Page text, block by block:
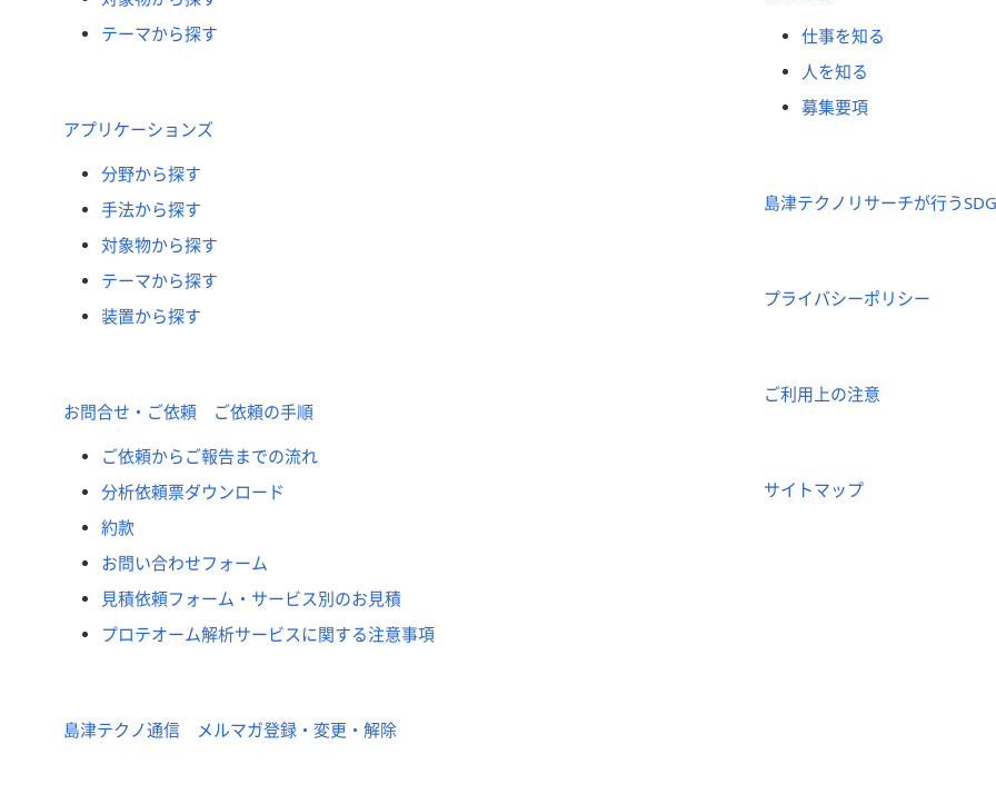
テーマから探す
アプリケーションズ
分野から探す
手法から探す
対象物から探す
テーマから探す
装置から探す
お問合せ・ご依頼 ご依頼の手順
ご依頼からご報告までの流れ
分析依頼票ダウンロード
約款
お問い合わせフォーム
見積依頼フォーム・サービス別のお見積
プロテオーム解析サービスに関する注意事項
島津テクノ通信 メルマガ登録・変更・解除
仕事を知る
人を知る
募集要項
島津テクノリサーチが行う
プライバシーポリシー
ご利用上の注意
サイトマップ